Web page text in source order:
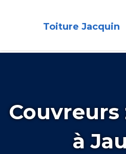
Toiture Jacquin
à